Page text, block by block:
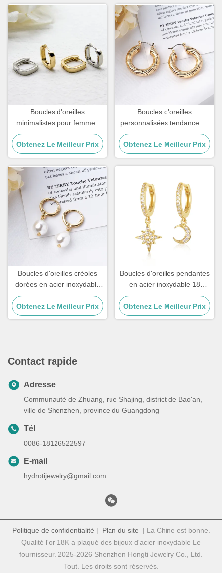
Boucles d'oreilles
minimalistes pour femmes
en acier inoxydable 18
carats, bijoux, boucles
d'oreilles de forme
géométrique carrée
Obtenez Le Meilleur Prix
Boucles d'oreilles
personnalisées tendance en
acier inoxydable 18 carats,
grandes créoles plaquées or
pour femmes
Obtenez Le Meilleur Prix
Boucles d'oreilles créoles
dorées en acier inoxydable
coréen avec perle de 10 mm
pour femmes
Obtenez Le Meilleur Prix
Boucles d'oreilles pendantes
en acier inoxydable 18
carats avec cristaux de 1
mm, lune et étoile
Obtenez Le Meilleur Prix
Contact rapide
Adresse
Communauté de Zhuang, rue Shajing, district de Bao'an,
ville de Shenzhen, province du Guangdong
Tél
0086-18126522597
E-mail
hydrotijewelry@gmail.com
Politique de confidentialité | Plan du site | La Chine est bonne.
Qualité l'or 18K a plaqué des bijoux d'acier inoxydable Le
fournisseur. 2025-2026 Shenzhen Hongti Jewelry Co., Ltd.
Tout. Les droits sont réservés.